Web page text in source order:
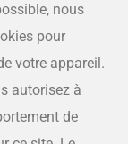
nous
pour
votre appareil.
autorisez à
de